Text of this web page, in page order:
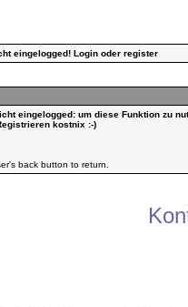
eingelogged! Loginoder register
eingelogged: um diese Funktion zu
kostnix :-)
back button to return.